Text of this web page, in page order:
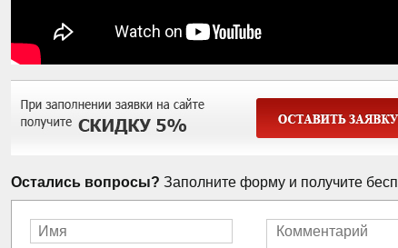
Остались вопросы? Заполните форму и получите